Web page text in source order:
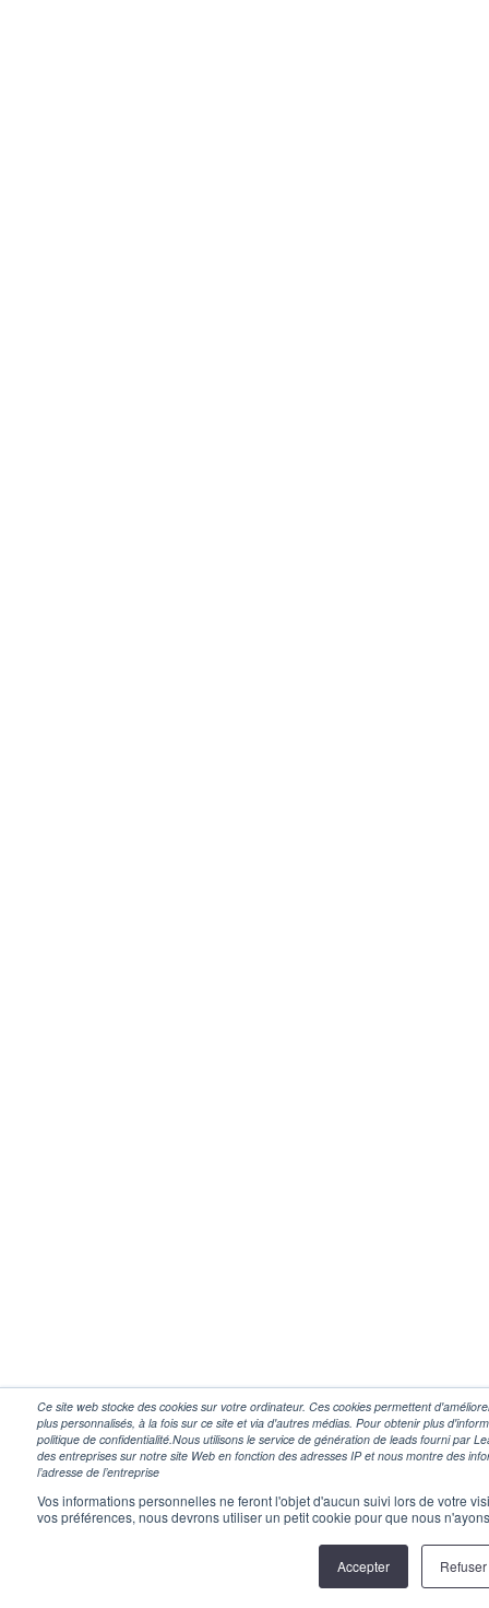
Ce site web stocke des cookies sur votre ordinateur. Ces cookies permettent
plus personnalisés, à la fois sur ce site et via d'autres médias. Pour obtenir plus
politique de confidentialité.Nous utilisons le service de génération de leads fourni par
des entreprises sur notre site Web en fonction des adresses IP et nous montre des
l’adresse de l’entreprise
Vos informations personnelles ne feront l'objet d'aucun suivi lors de votre
vos préférences, nous devrons utiliser un petit cookie pour que nous
Accepter Refuser